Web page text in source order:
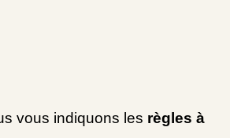
vous indiquons les règles à